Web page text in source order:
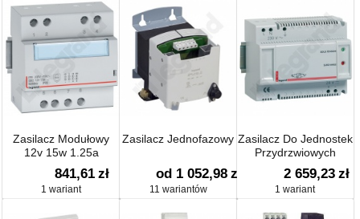
Zasilacz Modułowy
12v 15w 1.25a
841,61 zł
1 wariant
Zasilacz Jednofazowy
od 1 052,98 zł
11 wariantów
Zasilacz Do Jednostek
Przydrzwiowych
2 659,23 zł
1 wariant